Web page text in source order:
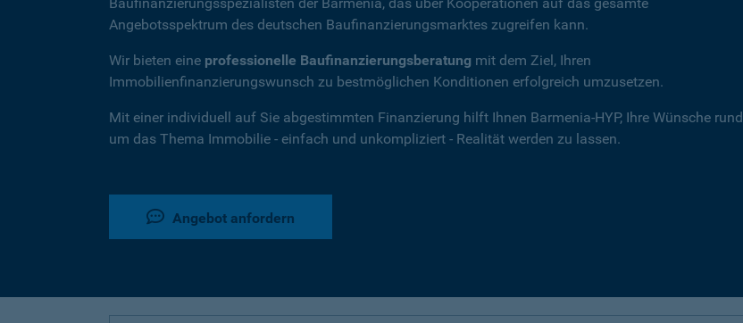
Angebotsspektrum des deutschen Baufinanzierungsmarktes zugreifen kann.
Wir bieten eine professionelle Baufinanzierungsberatung mit dem Ziel, Ihren
Immobilienfinanzierungswunsch zu bestmöglichen Konditionen erfolgreich umzusetzen.
Mit einer individuell auf Sie abgestimmten Finanzierung hilft Ihnen Barmenia-HYP, Ihre Wünsche rund
um das Thema Immobilie - einfach und unkompliziert - Realität werden zu lassen.
Angebot anfordern